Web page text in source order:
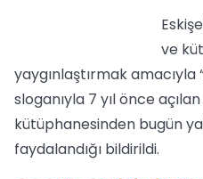
ve
yaygınlaştırmak
sloganıyla 7 yıl önce
kütüphanesinden bugün
faydalandığı bildirildi.